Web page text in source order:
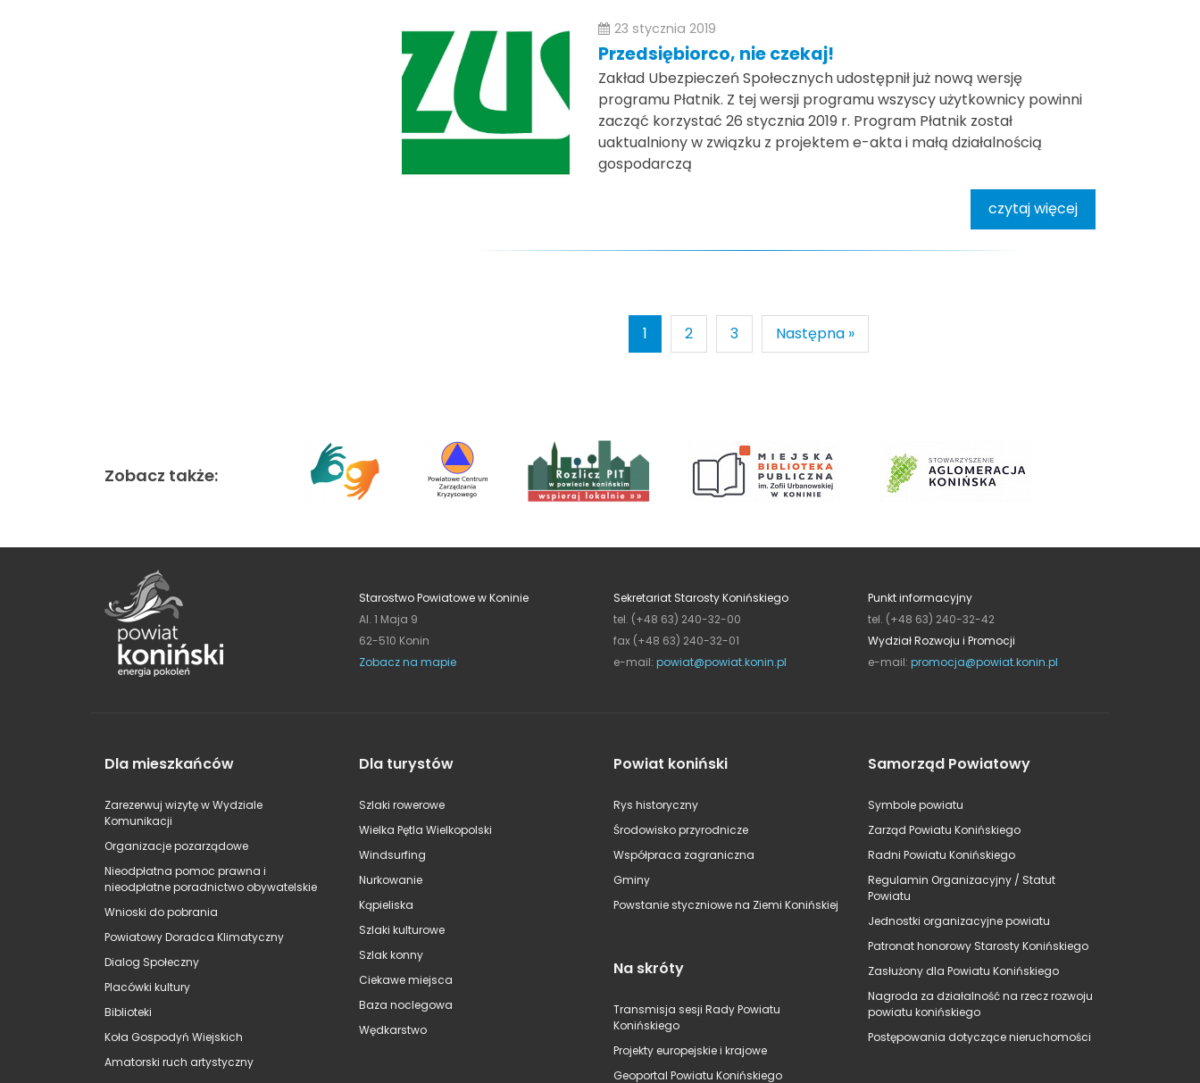
23 stycznia 2019
Przedsiębiorco, nie czekaj!
Zakład Ubezpieczeń Społecznych udostępnił już nową wersję
programu Płatnik. Z tej wersji programu wszyscy użytkownicy powinni
zacząć korzystać 26 stycznia 2019 r. Program Płatnik został
uaktualniony w związku z projektem e-akta i małą działalnością
gospodarczą
czytaj więcej
1 2 3 Następna »
Zobacz także:
Starostwo Powiatowe w Koninie
Al. 1 Maja 9
62-510 Konin
Zobacz na mapie
Sekretariat Starosty Konińskiego
tel. (+48 63) 240-32-00
fax (+48 63) 240-32-01
e-mail: powiat@powiat.konin.pl
Punkt informacyjny
tel. (+48 63) 240-32-42
Wydział Rozwoju i Promocji
e-mail: promocja@powiat.konin.pl
Dla mieszkańców
Zarezerwuj wizytę w Wydziale
Komunikacji
Organizacje pozarządowe
Nieodpłatna pomoc prawna i
nieodpłatne poradnictwo obywatelskie
Wnioski do pobrania
Powiatowy Doradca Klimatyczny
Dialog Społeczny
Placówki kultury
Biblioteki
Koła Gospodyń Wiejskich
Amatorski ruch artystyczny
Dla turystów
Szlaki rowerowe
Wielka Pętla Wielkopolski
Windsurfing
Nurkowanie
Kąpieliska
Szlaki kulturowe
Szlak konny
Ciekawe miejsca
Baza noclegowa
Wędkarstwo
Powiat koniński
Rys historyczny
Środowisko przyrodnicze
Współpraca zagraniczna
Gminy
Powstanie styczniowe na Ziemi Konińskiej
Na skróty
Transmisja sesji Rady Powiatu
Konińskiego
Projekty europejskie i krajowe
Geoportal Powiatu Konińskiego
Samorząd Powiatowy
Symbole powiatu
Zarząd Powiatu Konińskiego
Radni Powiatu Konińskiego
Regulamin Organizacyjny / Statut
Powiatu
Jednostki organizacyjne powiatu
Patronat honorowy Starosty Konińskiego
Zasłużony dla Powiatu Konińskiego
Nagroda za działalność na rzecz rozwoju
powiatu konińskiego
Postępowania dotyczące nieruchomości